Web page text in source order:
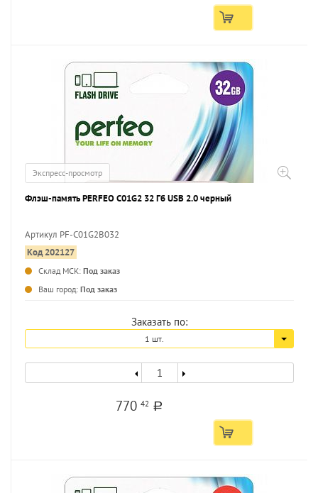
Экспресс-просмотр
Флэш-память PERFEO C01G2 32 Гб USB 2.0 черный
Артикул PF-C01G2B032
Код 202127
Склад МСК: Под заказ
Ваш город: Под заказ
Заказать по:
1 шт.
77042 a